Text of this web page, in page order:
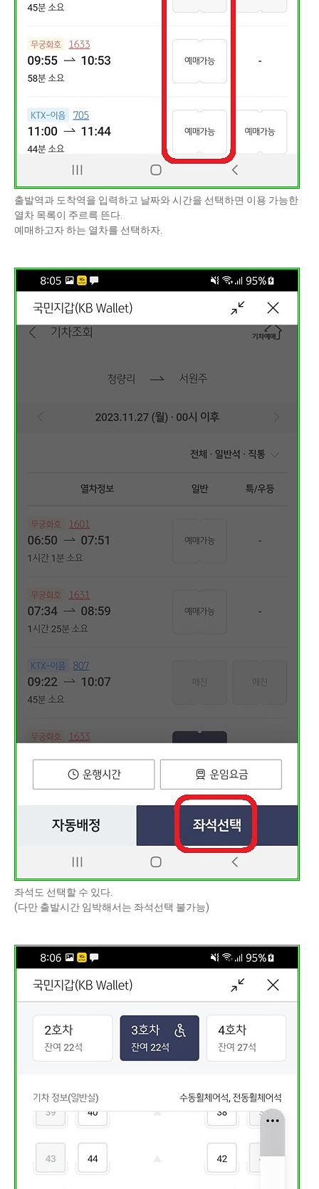
출발역과 도착역을 입력하고 날짜와 시간을 선택하면 이용 가능한
열차 목록이 주르륵 뜬다.
예매하고자 하는 열차를 선택하자.
좌석도 선택할 수 있다.
(다만 출발시간 임박해서는 좌석선택 불가능)